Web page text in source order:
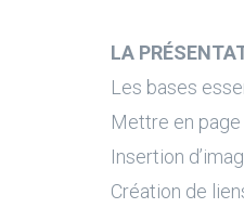
LA
Les bases
Mettre en
Insertion
Création de